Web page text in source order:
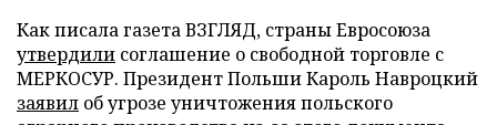
Как писала газета ВЗГЛЯД, страны Евросоюза
утвердили соглашение о свободной торговле с
МЕРКОСУР. Президент Польши Кароль Навроцкий
заявил об угрозе уничтожения польского